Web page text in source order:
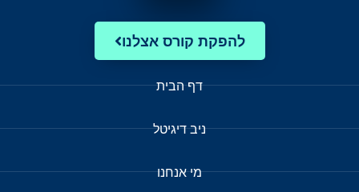
להפקת קורס אצלנו
דף הבית
ניב דיגיטל
מי אנחנו